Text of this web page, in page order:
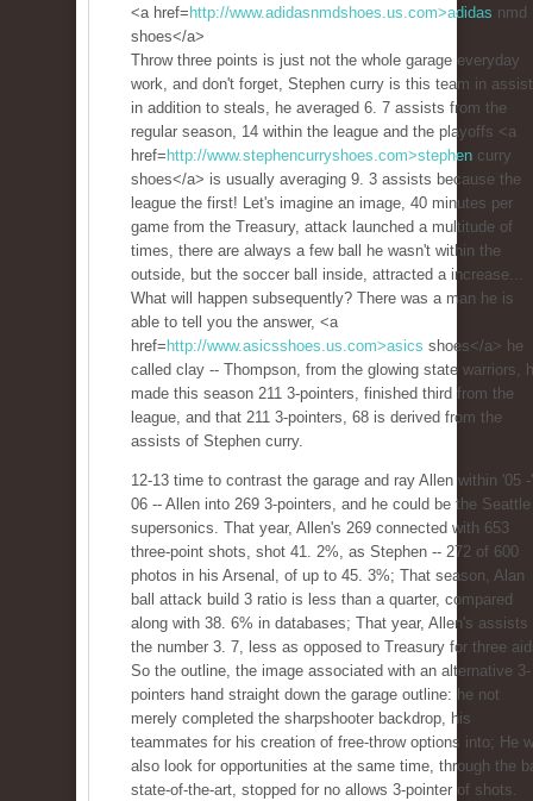
<a href= http://www.adidasnmdshoes.us.com>adidas nmd
shoes</a>
Throw three points is just not the whole garage everyday
work, and don't forget, Stephen curry is this team in
in addition to steals, he averaged 6. 7 assists from the
regular season, 14 within the league and the playoffs <a
href= http://www.stephencurryshoes.com>stephen curry
shoes</a> is usually averaging 9. 3 assists because the
league the first! Let's imagine an image, 40 minutes per
game from the Treasury, attack launched a multitude of
times, there are always a few ball he wasn't within the
outside, but the soccer ball inside, attracted a increase...
What will happen subsequently? There was a man he is
able to tell you the answer, <a
href= http://www.asicsshoes.us.com>asics shoes</a> he
called clay -- Thompson, from the glowing state warriors,
made this season 211 3-pointers, finished third from the
league, and that 211 3-pointers, 68 is derived from the
assists of Stephen curry.
12-13 time to contrast the garage and ray Allen within '05 -'
06 -- Allen into 269 3-pointers, and he could be the Seattle
supersonics. That year, Allen's 269 connected with 653
three-point shots, shot 41. 2%, as Stephen -- 272 of 600
photos in his Arsenal, of up to 45. 3%; That season, Alan
ball attack build 3 ratio is less than a quarter, compared
along with 38. 6% in databases; That year, Allen's assists
the number 3. 7, less as opposed to Treasury for three
So the outline, the image associated with an alternative 3-
pointers hand straight down the garage outline: he not
merely completed the sharpshooter backdrop, his
teammates for his creation of free-throw options into; He
also look for opportunities at the same time, through the
state-of-the-art, stopped for no allows 3-pointer of shots.